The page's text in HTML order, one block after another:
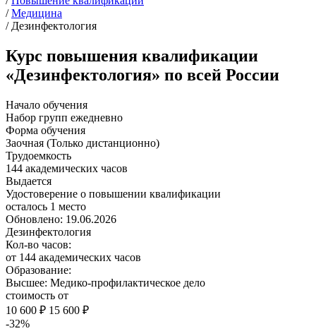
/ Медицина
/ Дезинфектология
Курс повышения квалификации
«Дезинфектология» по всей России
Начало обучения
Набор групп ежедневно
Форма обучения
Заочная (Только дистанционно)
Трудоемкость
144 академических часов
Выдается
Удостоверение о повышении квалификации
осталось 1 место
Обновлено: 19.06.2026
Дезинфектология
Кол-во часов:
от 144 академических часов
Образование:
Высшее: Медико-профилактическое дело
стоимость от
10 600 ₽ 15 600 ₽
-32%